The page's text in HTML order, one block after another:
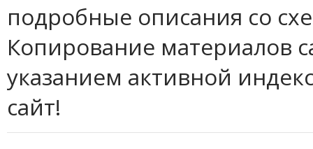
подробные описания со
Копирование материалов
указанием активной
сайт!